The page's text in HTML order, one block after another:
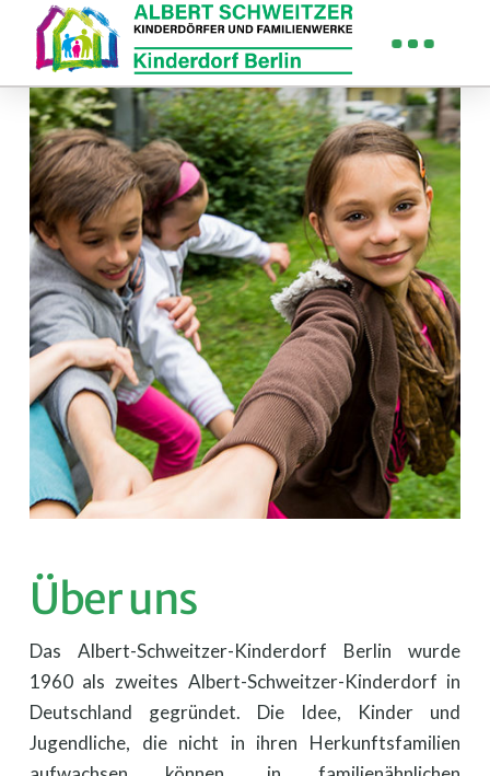
Über uns
Das Albert-Schweitzer-Kinderdorf Berlin wurde
1960 als zweites Albert-Schweitzer-Kinderdorf in
Deutschland gegründet. Die Idee, Kinder und
Jugendliche, die nicht in ihren Herkunftsfamilien